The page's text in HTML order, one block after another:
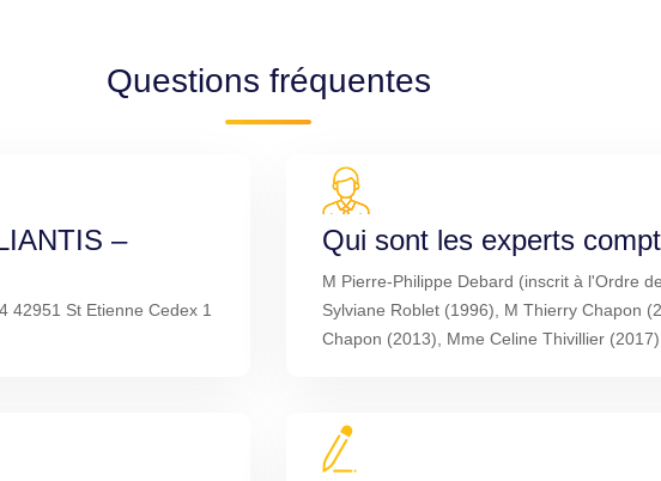
Questions fréquentes
–
42951 St Etienne Cedex 1
Qui sont les experts
M Pierre-Philippe Debard (inscrit à l'Ordre
Sylviane Roblet (1996), M Thierry Chapon
Chapon (2013), Mme Celine Thivillier (2017)